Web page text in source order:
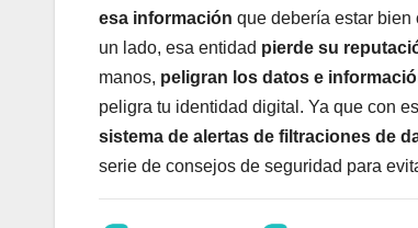
esa información que debería estar bien
un lado, esa entidad pierde su
manos, peligran los datos e
peligra tu identidad digital. Ya que con
sistema de alertas de filtraciones de
serie de consejos de seguridad para